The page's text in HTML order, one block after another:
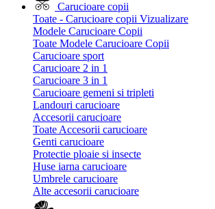
Carucioare copii
Toate - Carucioare copii Vizualizare
Modele Carucioare Copii
Toate Modele Carucioare Copii
Carucioare sport
Carucioare 2 in 1
Carucioare 3 in 1
Carucioare gemeni si tripleti
Landouri carucioare
Accesorii carucioare
Toate Accesorii carucioare
Genti carucioare
Protectie ploaie si insecte
Huse iarna carucioare
Umbrele carucioare
Alte accesorii carucioare